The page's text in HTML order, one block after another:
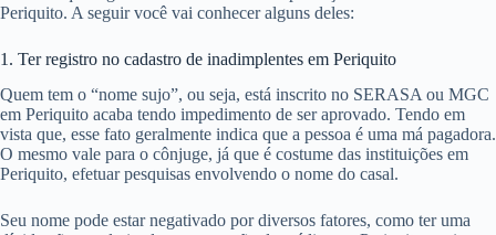
Periquito. A seguir você vai conhecer alguns deles:
1. Ter registro no cadastro de inadimplentes em Periquito
Quem tem o “nome sujo”, ou seja, está inscrito no SERASA ou MGC
em Periquito acaba tendo impedimento de ser aprovado. Tendo em
vista que, esse fato geralmente indica que a pessoa é uma má pagadora.
O mesmo vale para o cônjuge, já que é costume das instituições em
Periquito, efetuar pesquisas envolvendo o nome do casal.
Seu nome pode estar negativado por diversos fatores, como ter uma